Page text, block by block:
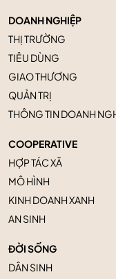
DOANH NGHIỆP
THỊ TRƯỜNG
TIÊU DÙNG
GIAO THƯƠNG
QUẢN TRỊ
THÔNG TIN DOANH
COOPERATIVE
HỢP TÁC XÃ
MÔ HÌNH
KINH DOANH XANH
AN SINH
ĐỜI SỐNG
DÂN SINH